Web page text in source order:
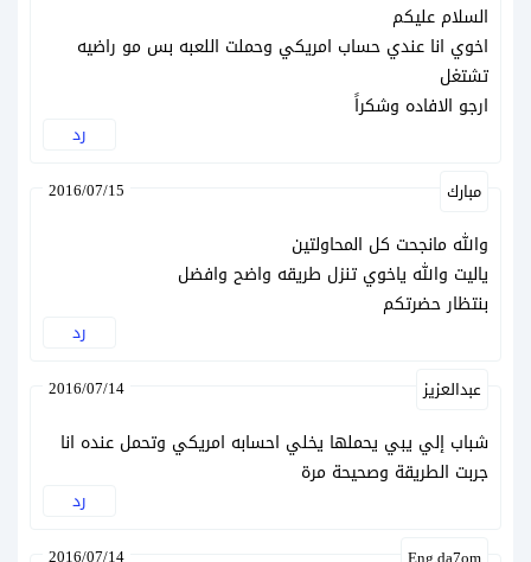
السلام عليكم
اخوي انا عندي حساب امريكي وحملت اللعبه بس مو راضيه
تشتغل
ارجو الافاده وشكراً
رد
مبارك 2016/07/15
والله مانجحت كل المحاولتين
ياليت والله ياخوي تنزل طريقه واضح وافضل
بنتظار حضرتكم
رد
عبدالعزيز 2016/07/14
شباب إلي يبي يحملها يخلي احسابه امريكي وتحمل عنده انا
جربت الطريقة وصحيحة مرة
رد